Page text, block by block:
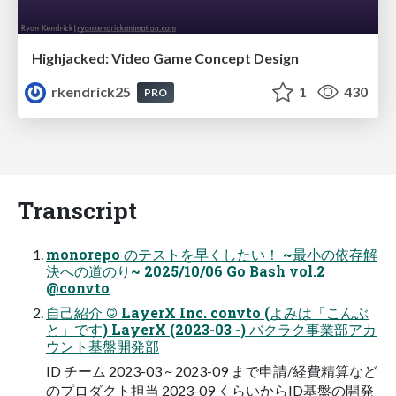
Highjacked: Video Game Concept Design
rkendrick25
PRO 1 430
Transcript
monorepo のテストを早くしたい！ ~最小の依存解
決への道のり~ 2025/10/06 Go Bash vol.2
@convto
自己紹介 © LayerX Inc. convto (よみは「こんぶ
と」です) LayerX (2023-03 -) バクラク事業部アカ
ウント基盤開発部
ID チーム 2023-03 ~ 2023-09 まで申請/経費精算など
のプロダクト担当 2023-09 くらいからID基盤の開発